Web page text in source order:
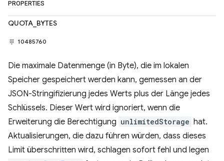
PROPERTIES
QUOTA_BYTES
10485760
Die maximale Datenmenge (in Byte), die im lokalen
Speicher gespeichert werden kann, gemessen an der
JSON-Stringifizierung jedes Werts plus der Länge jedes
Schlüssels. Dieser Wert wird ignoriert, wenn die
Erweiterung die Berechtigung unlimitedStorage hat.
Aktualisierungen, die dazu führen würden, dass dieses
Limit überschritten wird, schlagen sofort fehl und legen